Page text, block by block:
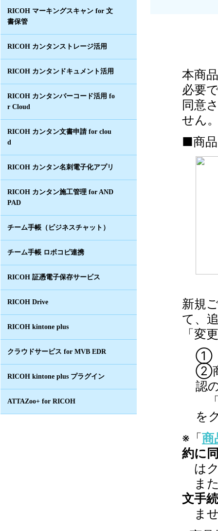
RICOH マーキングスキャン for 文
書保管
RICOH カンタンストレージ活用
RICOH カンタンドキュメント活用
RICOH カンタンバーコード活用 fo
r Cloud
RICOH カンタン文書申請 for clou
d
RICOH カンタン名刺電子化アプリ
RICOH カンタン施工管理 for AND
PAD
チーム手帳（ビジネスチャット）
チーム手帳 ロボコピ連携
RICOH 証憑電子保存サービス
RICOH Drive
RICOH kintone plus
クラウドサービス for MVB EDR
RICOH kintone plus プラグイン
ATTAZoo+ for RICOH
本商
必要
同意
せん
■商
新規
て、
「変
①
②
認
を
※「商
約に
は
また
文手
ま